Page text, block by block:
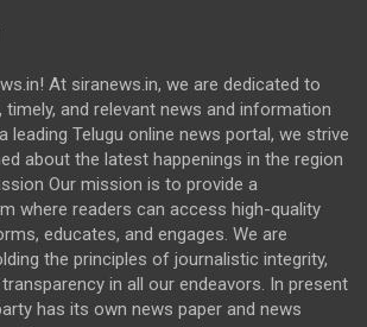
At siranews.in, we are dedicated to
timely, and relevant news and information
leading Telugu online news portal, we strive
about the latest happenings in the region
Our mission is to provide a
where readers can access high-quality
educates, and engages. We are
the principles of journalistic integrity,
in all our endeavors. In present
has its own news paper and news